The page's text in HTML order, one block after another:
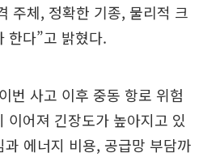
주체, 정확한 기종, 물리적 크
한다”고 밝혔다.
번 사고 이후 중동 항로 위험
이어져 긴장도가 높아지고 있
과 에너지 비용, 공급망 부담까